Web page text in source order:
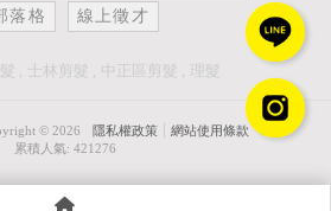
落格 線上徵才
士林剪髮 中正區剪髮 理髮
© 2026 隱私權政策 網站使用條款
..
累積人氣: 421276